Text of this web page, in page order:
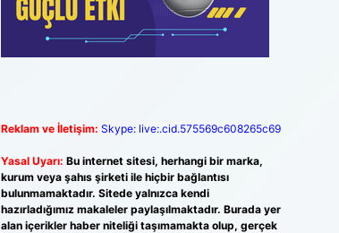
Reklam ve İletişim: Skype: live:.cid.575569c608265c69
Yasal Uyarı: Bu internet sitesi, herhangi bir marka,
kurum veya şahıs şirketi ile hiçbir bağlantısı
bulunmamaktadır. Sitede yalnızca kendi
hazırladığımız makaleler paylaşılmaktadır. Burada yer
alan içerikler haber niteliği taşımamakta olup, gerçek